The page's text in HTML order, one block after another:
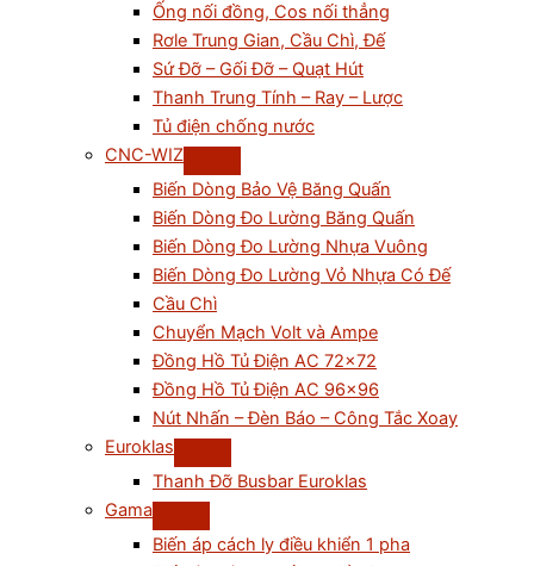
Ống nối đồng, Cos nối thẳng
Rơle Trung Gian, Cầu Chì, Đế
Sứ Đỡ – Gối Đỡ – Quạt Hút
Thanh Trung Tính – Ray – Lược
Tủ điện chống nước
CNC-WIZ
Biến Dòng Bảo Vệ Băng Quấn
Biến Dòng Đo Lường Băng Quấn
Biến Dòng Đo Lường Nhựa Vuông
Biến Dòng Đo Lường Vỏ Nhựa Có Đế
Cầu Chì
Chuyển Mạch Volt và Ampe
Đồng Hồ Tủ Điện AC 72×72
Đồng Hồ Tủ Điện AC 96×96
Nút Nhấn – Đèn Báo – Công Tắc Xoay
Euroklas
Thanh Đỡ Busbar Euroklas
Gama
Biến áp cách ly điều khiển 1 pha